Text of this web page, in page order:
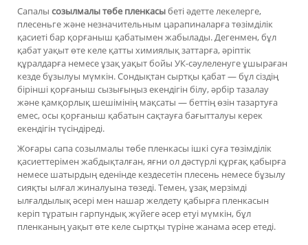
Сапалы созылмалы төбе пленкасыбеті әдетте лекелерге,
плесеньге және незначительным царапиналарға төзімділік
қасиеті бар қорғаныш қабатымен жабылады. Дегенмен, бұл
қабат уақыт өте келе қатты химиялық заттарға, әріптік
құралдарға немесе ұзақ уақыт бойы УК-сәулеленуге ұшыраған
кезде бұзылуы мүмкін. Сондықтан сыртқы қабат — бұл сіздің
бірінші қорғаныш сызығыңыз екендігін білу, әрбір тазалау
және қамқорлық шешімінің мақсаты — беттің өзін тазартуға
емес, осы қорғаныш қабатын сақтауға бағытталуы керек
екендігін түсіндіреді.
Жоғары сапасозылмалы төбе пленкасы ішкі суға төзімділік
қасиеттерімен жабдықталған, яғни ол дәстүрлі құрғақ қабырға
немесе шатырдың еденінде кездесетін плесень немесе бұзылу
сияқты ылғал жиналуына төзеді. Темен, ұзақ мерзімді
ылғалдылық әсері мен нашар желдету қабырға пленкасын
керіп тұратын гарпундық жүйеге әсер етуі мүмкін, бұл
пленканың уақыт өте келе сыртқы түріне жанама әсер етеді.